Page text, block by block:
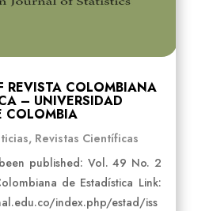
REVISTA COLOMBIANA
– UNIVERSIDAD
COLOMBIA
, Revistas Científicas
published: Vol. 49 No. 2
de Estadística Link:
index.php/estad/iss